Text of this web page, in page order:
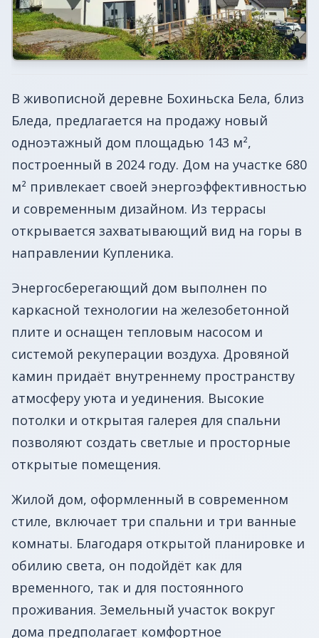
В живописной деревне Бохиньска Бела, близ
Бледа, предлагается на продажу новый
одноэтажный дом площадью 143 м²,
построенный в 2024 году. Дом на участке 680
м² привлекает своей энергоэффективностью
и современным дизайном. Из террасы
открывается захватывающий вид на горы в
направлении Купленика. ️
Энергосберегающий дом выполнен по
каркасной технологии на железобетонной
плите и оснащен тепловым насосом и
системой рекуперации воздуха. Дровяной
камин придаёт внутреннему пространству
атмосферу уюта и уединения. Высокие
потолки и открытая галерея для спальни
позволяют создать светлые и просторные
открытые помещения.
Жилой дом, оформленный в современном
стиле, включает три спальни и три ванные
комнаты. Благодаря открытой планировке и
обилию света, он подойдёт как для
временного, так и для постоянного
проживания. Земельный участок вокруг
дома предполагает комфортное